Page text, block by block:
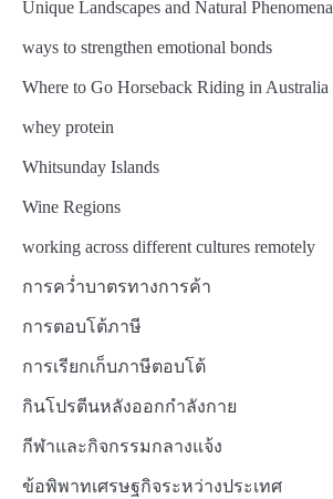
Unique Landscapes and Natural Phenomena
ways to strengthen emotional bonds
Where to Go Horseback Riding in Australia
whey protein
Whitsunday Islands
Wine Regions
working across different cultures remotely
การคว่ำบาตรทางการค้า
การตอบโต้ภาษี
การเรียกเก็บภาษีตอบโต้
กินโปรตีนหลังออกกำลังกาย
กีฬาและกิจกรรมกลางแจ้ง
ข้อพิพาทเศรษฐกิจระหว่างประเทศ